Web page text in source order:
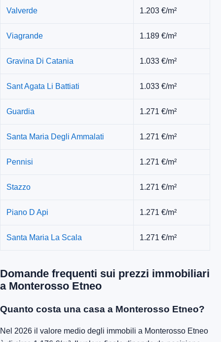
Valverde 1.203 €/m²
Viagrande 1.189 €/m²
Gravina Di Catania 1.033 €/m²
Sant Agata Li Battiati 1.033 €/m²
Guardia 1.271 €/m²
Santa Maria Degli Ammalati 1.271 €/m²
Pennisi 1.271 €/m²
Stazzo 1.271 €/m²
Piano D Api 1.271 €/m²
Santa Maria La Scala 1.271 €/m²
Domande frequenti sui prezzi immobiliari
a Monterosso Etneo
Quanto costa una casa a Monterosso Etneo?
Nel 2026 il valore medio degli immobili a Monterosso Etneo